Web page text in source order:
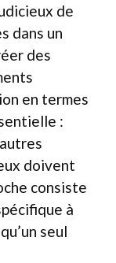
de
dans un
des
en termes
:
doivent
consiste
à
seul